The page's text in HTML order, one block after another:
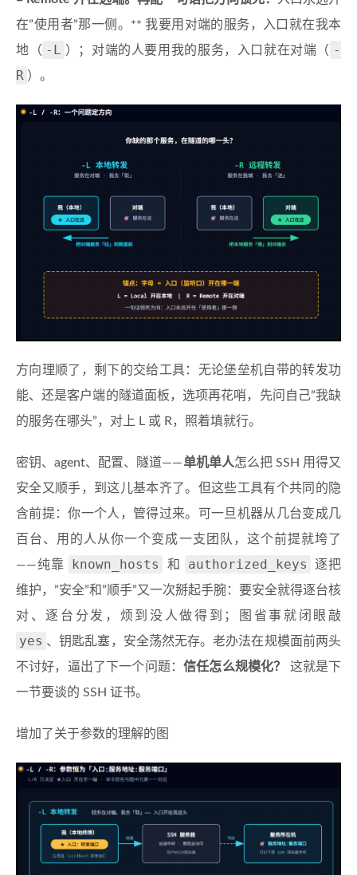
在”使用者”那一侧。** 我要用对端的服务，入口就在我本
地（ -L ）；对端的人要用我的服务，入口就在对端（ -
R ）。
方向理顺了，剩下的交给工具：无论堡垒机自带的转发功
能、还是客户端的隧道面板，选项再花哨，先问自己”我缺
的服务在哪头”，对上 L 或 R，照着填就行。
密钥、agent、配置、隧道——单机单人怎么把 SSH 用得又
安全又顺手，到这儿基本齐了。但这些工具有个共同的隐
含前提：你一个人，管得过来。可一旦机器从几台变成几
百台、用的人从你一个变成一支团队，这个前提就垮了
——纯靠
known_hosts 和 authorized_keys
逐把
维护，”安全”和”顺手”又一次掰起手腕：要安全就得逐台核
对、逐台分发，烦到没人做得到；图省事就闭眼敲
yes 、钥匙乱塞，安全荡然无存。老办法在规模面前两头
不讨好，逼出了下一个问题：信任怎么规模化？
这就是下
一节要谈的 SSH 证书。
增加了关于参数的理解的图